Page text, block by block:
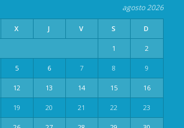
agosto 2026
X J V S D
1 2
5 6 7 8 9
12 13 14 15 16
19 20 21 22 23